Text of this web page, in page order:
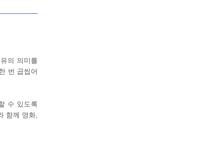
의 의미를
번 곱씹어
수 있도록
함께 영화,